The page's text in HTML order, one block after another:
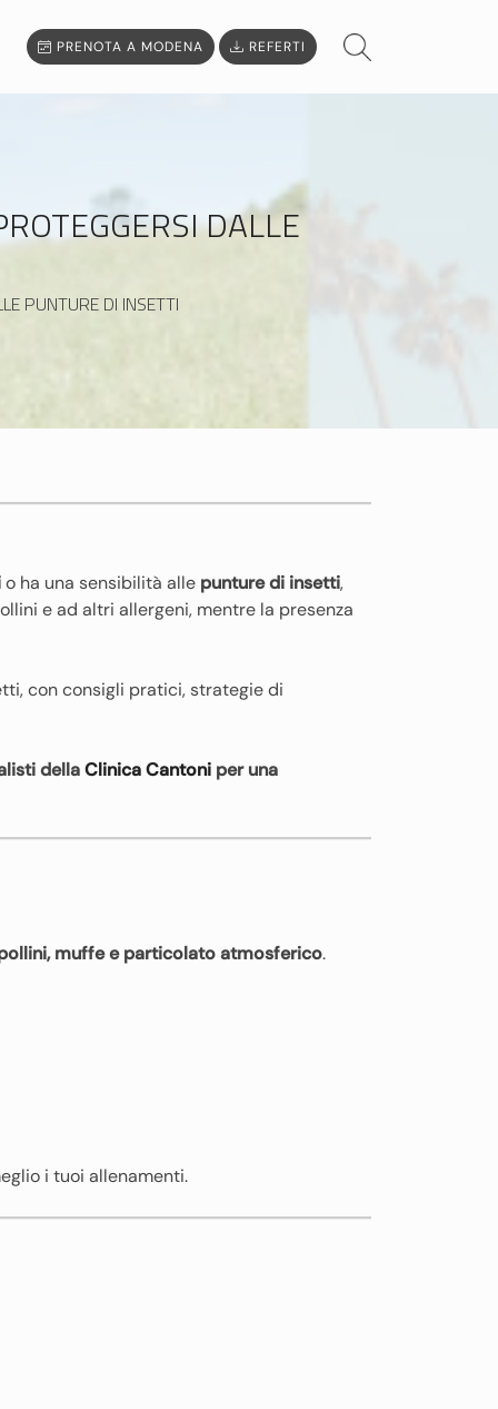
PRENOTA A MODENA REFERTI
DALLE
PUNTURE DI INSETTI
o ha una sensibilità alle punture di insetti,
e ad altri allergeni, mentre la presenza
con consigli pratici, strategie di
dellaClinica Cantoni per una
muffe e particolato atmosferico.
i tuoi allenamenti.